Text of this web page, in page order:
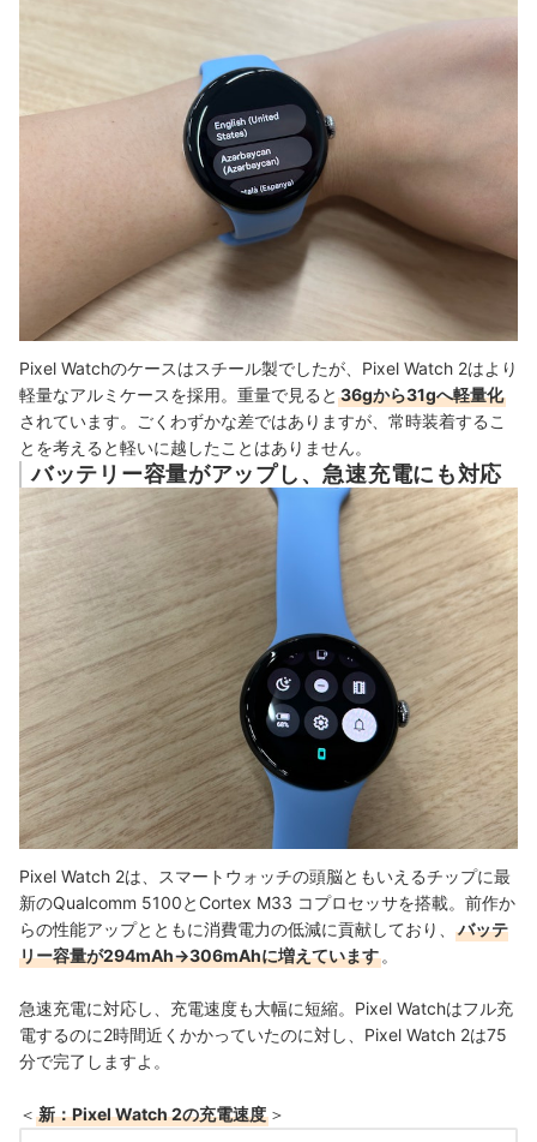
Pixel Watchのケースはスチール製でしたが、Pixel Watch 2はより
軽量なアルミケースを採用。重量で見ると 36gから31gへ軽量化
されています。ごくわずかな差ではありますが、常時装着するこ
とを考えると軽いに越したことはありません。
バッテリー容量がアップし、急速充電にも対応
Pixel Watch 2は、スマートウォッチの頭脳ともいえるチップに最
新のQualcomm 5100とCortex M33 コプロセッサを搭載。前作か
らの性能アップとともに消費電力の低減に貢献しており、
バッテ
リー容量が294mAh→306mAhに増えています 。
急速充電に対応し、充電速度も大幅に短縮。Pixel Watchはフル充
電するのに2時間近くかかっていたのに対し、Pixel Watch 2は75
分で完了しますよ。
＜ 新：Pixel Watch 2の充電速度 ＞